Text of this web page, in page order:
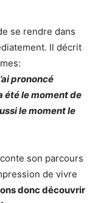
se rendre dans
Il décrit
prononcé
été le moment de
le moment le
son parcours
de vivre
donc découvrir